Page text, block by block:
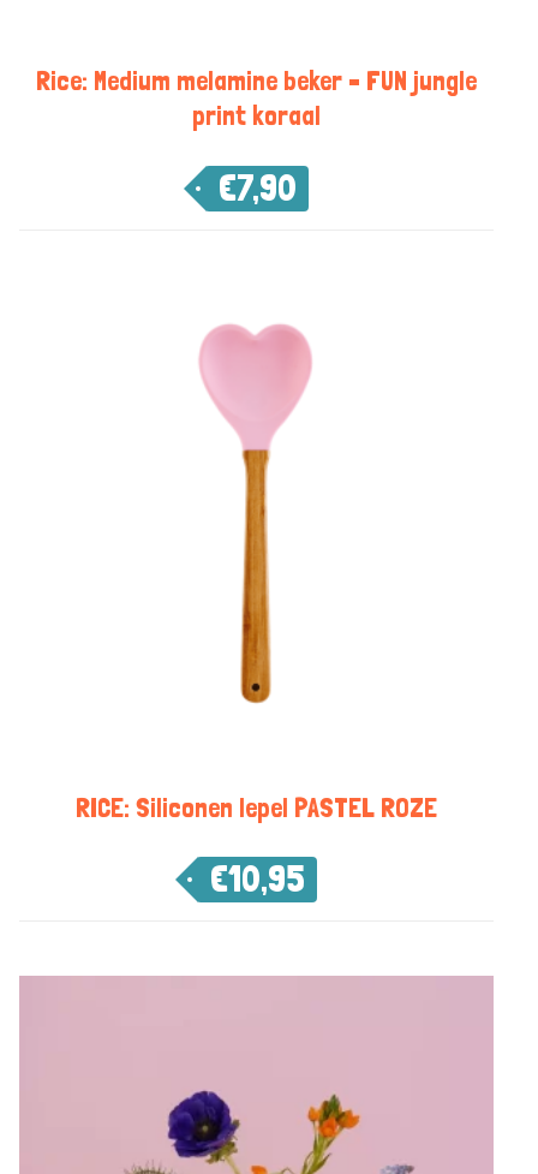
Rice: Medium melamine beker – FUN jungle
print koraal
€7,90
RICE: Siliconen lepel PASTEL ROZE
€10,95